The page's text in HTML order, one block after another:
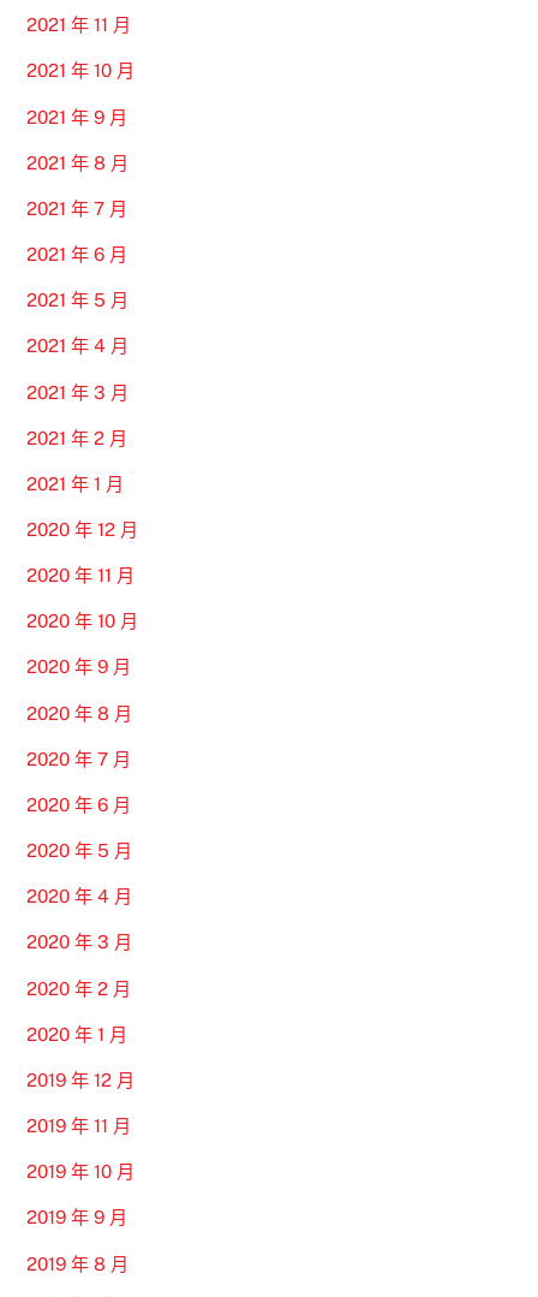
2021 年 11 月
2021 年 10 月
2021 年 9 月
2021 年 8 月
2021 年 7 月
2021 年 6 月
2021 年 5 月
2021 年 4 月
2021 年 3 月
2021 年 2 月
2021 年 1 月
2020 年 12 月
2020 年 11 月
2020 年 10 月
2020 年 9 月
2020 年 8 月
2020 年 7 月
2020 年 6 月
2020 年 5 月
2020 年 4 月
2020 年 3 月
2020 年 2 月
2020 年 1 月
2019 年 12 月
2019 年 11 月
2019 年 10 月
2019 年 9 月
2019 年 8 月